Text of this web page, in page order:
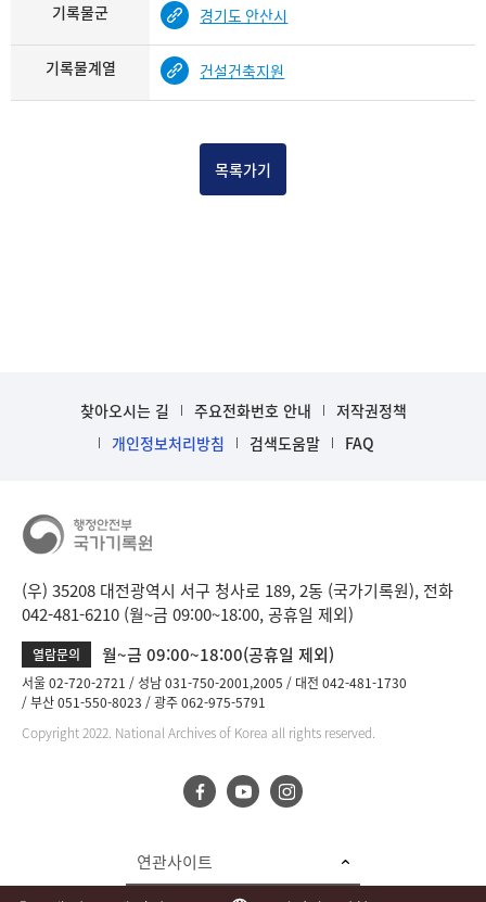
기록물군 경기도 안산시
기록물계열 건설건축지원
목록가기
찾아오시는 길 주요전화번호 안내
저작권정책
개인정보처리방침
검색도움말 FAQ
(우) 35208 대전광역시 서구 청사로 189, 2동 (국가기록원), 전화
042-481-6210 (월~금 09:00~18:00, 공휴일 제외)
열람문의 월~금 09:00~18:00(공휴일 제외)
서울 02-720-2721 성남 031-750-2001,2005
대전 042-481-1730
부산 051-550-8023
광주 062-975-5791
Copyright 2022. National Archives of Korea all rights reserved.
연관사이트